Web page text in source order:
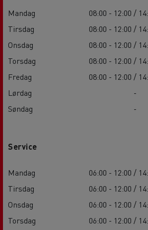
Mandag
08:00 - 12:00 /
Tirsdag
08:00 - 12:00 /
Onsdag
08:00 - 12:00 /
Torsdag
08:00 - 12:00 /
Fredag
08:00 - 12:00 /
Lørdag
-
Søndag
-
Service
Mandag
06:00 - 12:00 /
Tirsdag
06:00 - 12:00 /
Onsdag
06:00 - 12:00 /
Torsdag
06:00 - 12:00 /